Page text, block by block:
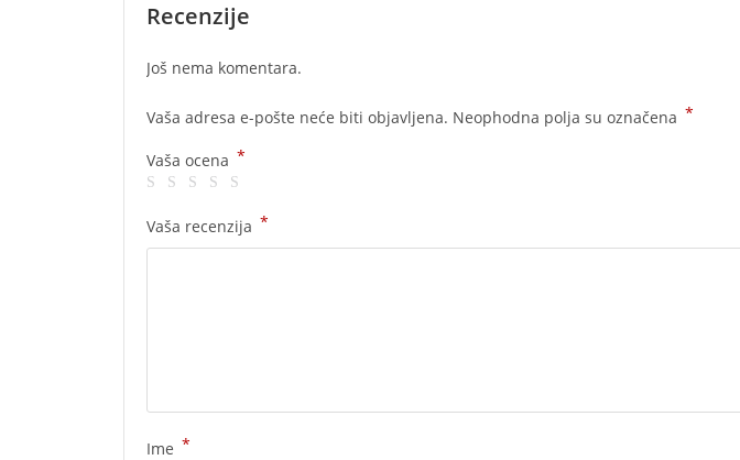
Recenzije
Još nema komentara.
Vaša adresa e-pošte neće biti objavljena. Neophodna polja su označena *
Vaša ocena *
Vaša recenzija *
Ime *